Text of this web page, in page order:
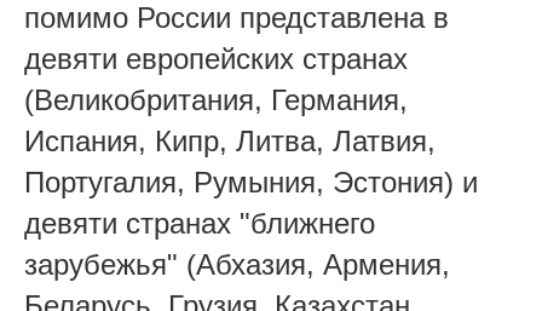
помимо России представлена в
девяти европейских странах
(Великобритания, Германия,
Испания, Кипр, Литва, Латвия,
Португалия, Румыния, Эстония) и
девяти странах "ближнего
зарубежья" (Абхазия, Армения,